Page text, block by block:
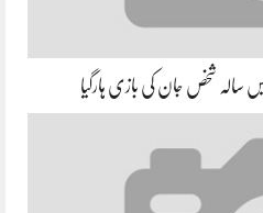
سالہ شخص جان کی بازی ہارگیا